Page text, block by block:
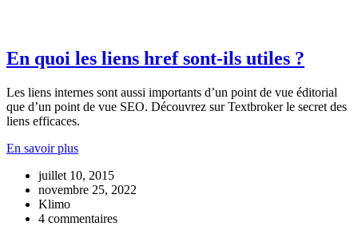
En quoi les liens href sont-ils utiles ?
Les liens internes sont aussi importants d’un point de vue éditorial
que d’un point de vue SEO. Découvrez sur Textbroker le secret des
liens efficaces.
En savoir plus
juillet 10, 2015
novembre 25, 2022
Klimo
4 commentaires